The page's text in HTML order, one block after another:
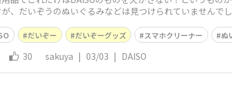
、だいぞうのぬいぐるみなどは見つけられていませんで
だいぞー だいぞーグッズ スマホクリーナー ぬ
30 sakuya | 03/03 | DAISO